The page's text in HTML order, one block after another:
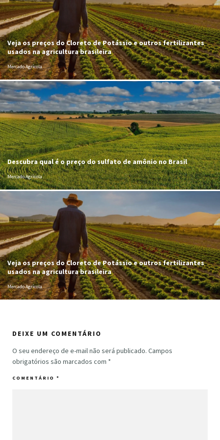
Veja os preços do Cloreto de Potássio e outros fertilizantes
usados na agricultura brasileira
Mercado Agrícola
Descubra qual é o preço do sulfato de amônio no Brasil
Mercado Agrícola
Veja os preços do Cloreto de Potássio e outros fertilizantes
usados na agricultura brasileira
Mercado Agrícola
DEIXE UM COMENTÁRIO
O seu endereço de e-mail não será publicado. Campos
obrigatórios são marcados com *
COMENTÁRIO *